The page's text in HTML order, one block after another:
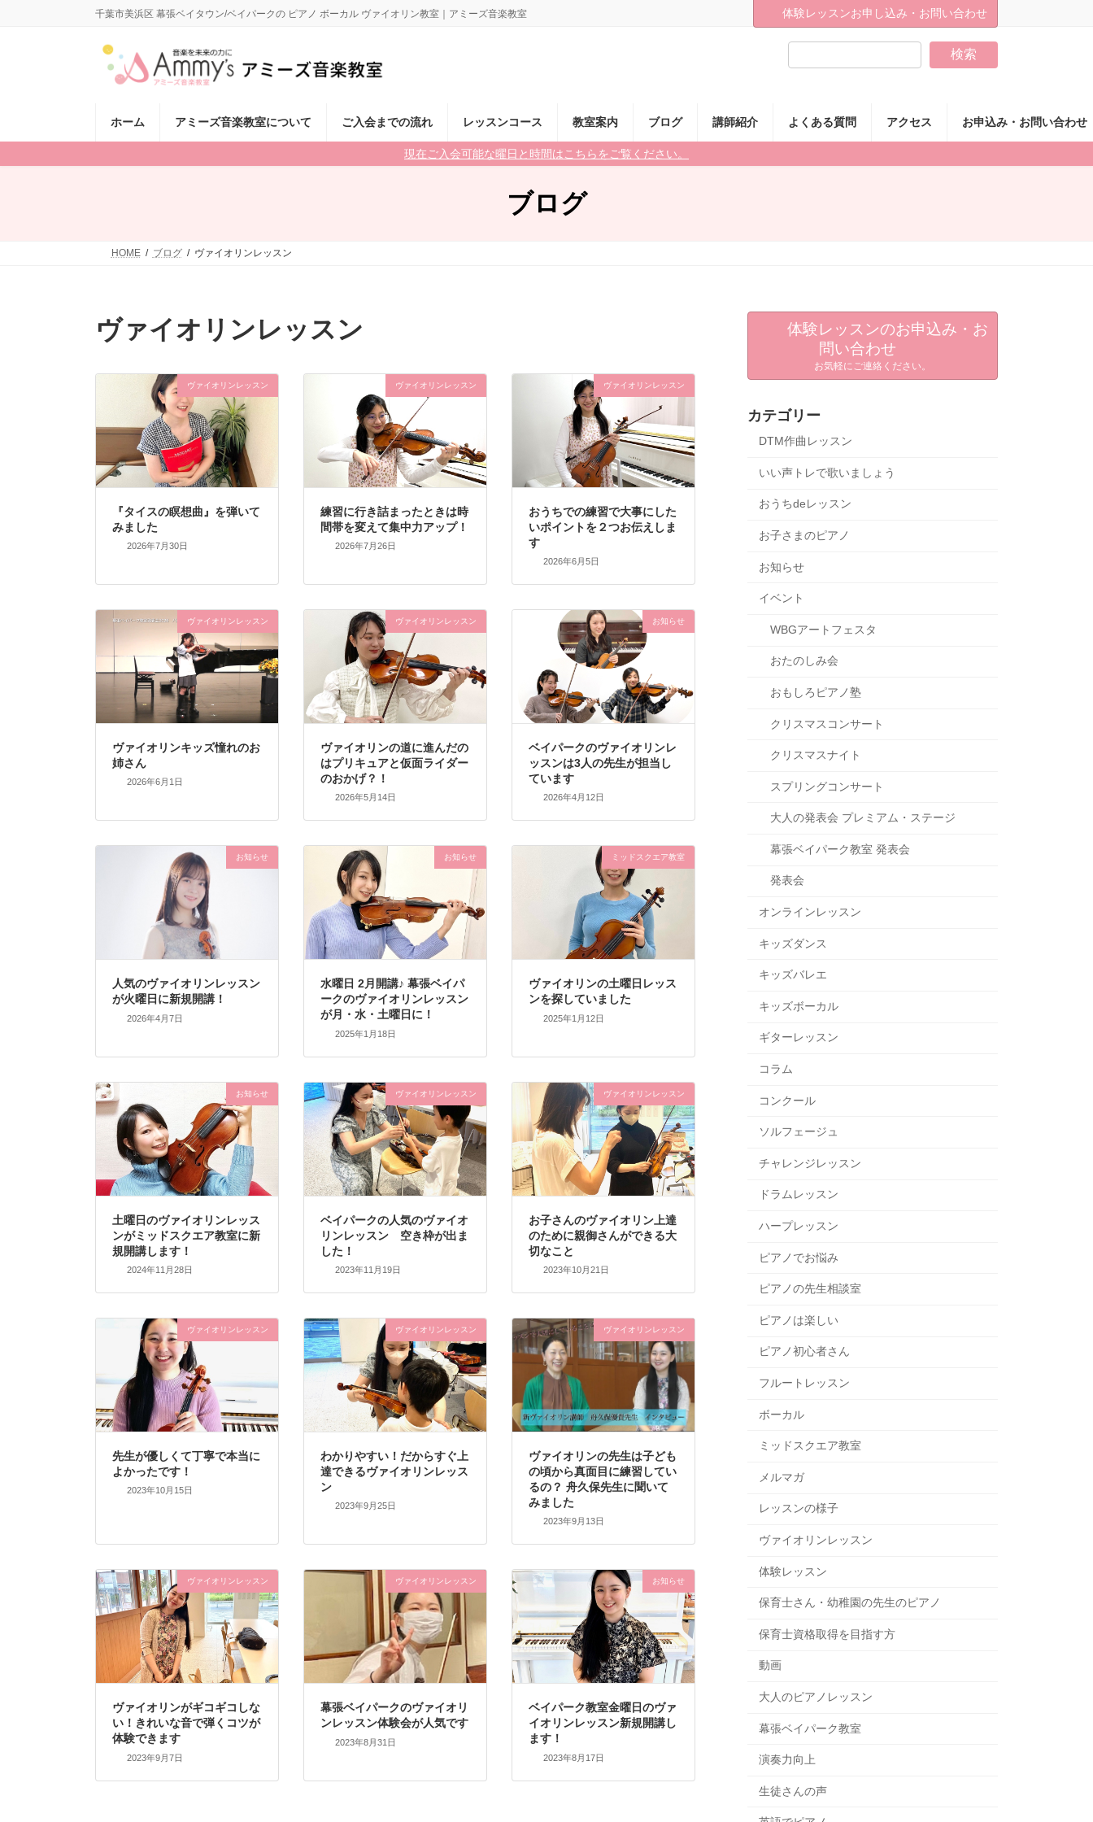
ッ
移
千葉市美浜区 幕張ベイタウン/ベイパークの ピアノ ボーカル ヴァイオリン教室｜アミーズ音楽教室 体験レッスンお申し込み・お問い合わせ
検索
ホーム アミーズ音楽教室について ご入会までの流れ レッスンコース 教室案内 ブログ 講師紹介 よくある質問 アクセス お申込み・お問い合わせ
現在ご入会可能な曜日と時間はこちらをご覧ください。
ブログ
HOME ブログ ヴァイオリンレッスン
ヴァイオリンレッスン
ヴァイオリンレッスン
『タイスの瞑想曲』を弾いて
みました
2026年7月30日
ヴァイオリンレッスン
練習に行き詰まったときは時
間帯を変えて集中力アップ！
2026年7月26日
ヴァイオリンレッスン
おうちでの練習で大事にした
いポイントを２つお伝えしま
す
2026年6月5日
ヴァイオリンレッスン
ヴァイオリンキッズ憧れのお
姉さん
2026年6月1日
ヴァイオリンレッスン
ヴァイオリンの道に進んだの
はプリキュアと仮面ライダー
のおかげ？！
2026年5月14日
お知らせ
ベイパークのヴァイオリンレ
ッスンは3人の先生が担当し
ています
2026年4月12日
お知らせ
人気のヴァイオリンレッスン
が火曜日に新規開講！
2026年4月7日
お知らせ
水曜日 2月開講♪ 幕張ベイパ
ークのヴァイオリンレッスン
が月・水・土曜日に！
2025年1月18日
ミッドスクエア教室
ヴァイオリンの土曜日レッス
ンを探していました
2025年1月12日
お知らせ
土曜日のヴァイオリンレッス
ンがミッドスクエア教室に新
規開講します！
2024年11月28日
ヴァイオリンレッスン
ベイパークの人気のヴァイオ
リンレッスン 空き枠が出ま
した！
2023年11月19日
ヴァイオリンレッスン
お子さんのヴァイオリン上達
のために親御さんができる大
切なこと
2023年10月21日
ヴァイオリンレッスン
先生が優しくて丁寧で本当に
よかったです！
2023年10月15日
ヴァイオリンレッスン
わかりやすい！だからすぐ上
達できるヴァイオリンレッス
ン
2023年9月25日
ヴァイオリンレッスン
ヴァイオリンの先生は子ども
の頃から真面目に練習してい
るの？ 舟久保先生に聞いて
みました
2023年9月13日
ヴァイオリンレッスン
ヴァイオリンがギコギコしな
い！きれいな音で弾くコツが
体験できます
2023年9月7日
ヴァイオリンレッスン
幕張ベイパークのヴァイオリ
ンレッスン体験会が人気です
2023年8月31日
お知らせ
ベイパーク教室金曜日のヴァ
イオリンレッスン新規開講し
ます！
2023年8月17日
体験レッスンのお申込み・お
問い合わせ
お気軽にご連絡ください。
カテゴリー
DTM作曲レッスン
いい声トレで歌いましょう
おうちdeレッスン
お子さまのピアノ
お知らせ
イベント
WBGアートフェスタ
おたのしみ会
おもしろピアノ塾
クリスマスコンサート
クリスマスナイト
スプリングコンサート
大人の発表会 プレミアム・ステージ
幕張ベイパーク教室 発表会
発表会
オンラインレッスン
キッズダンス
キッズバレエ
キッズボーカル
ギターレッスン
コラム
コンクール
ソルフェージュ
チャレンジレッスン
ドラムレッスン
ハープレッスン
ピアノでお悩み
ピアノの先生相談室
ピアノは楽しい
ピアノ初心者さん
フルートレッスン
ボーカル
ミッドスクエア教室
メルマガ
レッスンの様子
ヴァイオリンレッスン
体験レッスン
保育士さん・幼稚園の先生のピアノ
保育士資格取得を目指す方
動画
大人のピアノレッスン
幕張ベイパーク教室
演奏力向上
生徒さんの声